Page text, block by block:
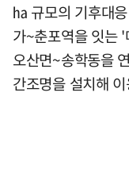
㏊ 규모의 기후대
가~춘포역을 잇는
오산면~송학동을
간조명을 설치해